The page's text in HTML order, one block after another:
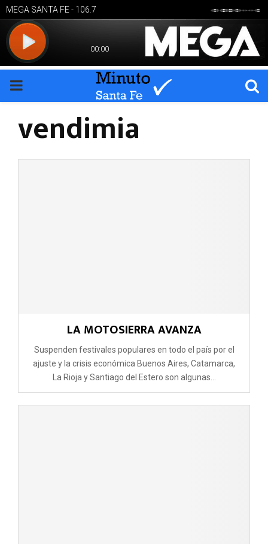
PRIMARY
vendimia
LA MOTOSIERRA AVANZA
Suspenden festivales populares en todo el país por el
ajuste y la crisis económica Buenos Aires, Catamarca,
La Rioja y Santiago del Estero son algunas...